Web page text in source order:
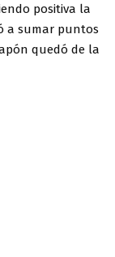
positiva la
a sumar puntos
quedó de la